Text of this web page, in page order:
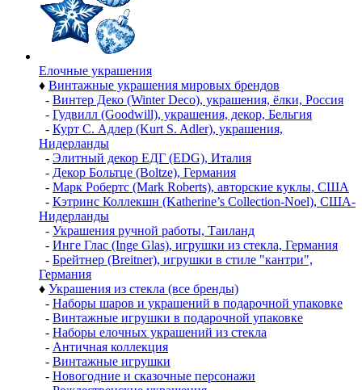
Елочные украшения
♦ Винтажные украшения мировых брендов
- Винтер Деко (Winter Deco), украшения, ёлки, Россия
- Гудвилл (Goodwill), украшения, декор, Бельгия
- Курт С. Адлер (Kurt S. Adler), украшения,
Нидерланды
- Элитный декор ЕДГ (EDG), Италия
- Декор Больтце (Boltze), Германия
- Марк Робертс (Mark Roberts), авторские куклы, США
- Кэтринс Коллекшн (Katherine’s Collection-Noel), США-
Нидерланды
- Украшения ручной работы, Таиланд
- Инге Глас (Inge Glas), игрушки из стекла, Германия
- Брейтнер (Breitner), игрушки в стиле "кантри",
Германия
♦ Украшения из стекла (все бренды)
- Наборы шаров и украшений в подарочной упаковке
- Винтажные игрушки в подарочной упаковке
- Наборы елочных украшений из стекла
- Античная коллекция
- Винтажные игрушки
- Новогодние и сказочные персонажи